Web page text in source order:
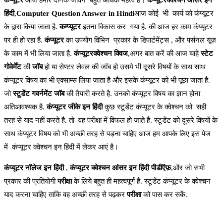
हिंदी,Computer Question Answer in Hindiआज कोई भी कार्य को कंप्यूटर
के द्वारा किया जाता है.कम्प्यूटरइतना विकास कर गया है. की आज हर काम कंप्यूटर
पर ही हो रहा है.कंप्यूटरका उपयोग विभिन प्रकार के डिपार्टमेंट्स , और पर्सनल यूज़
के काम में भी लिया जाता है.कंप्यूटरक्वेश्चन क्विज,अगर बात करें की आज चाहेस्टेट
गोवेर्मेंटकीजॉबहो या सेण्टर लेवल की जॉब हो उसमे भी दूसरे विषयों के साथ साथ
कंप्यूटर विषय का भी एक्साम्स लिया जाता है और इसके कंप्यूटर को भी पूछा जाता है.
जोस्टूडेंट गवर्नमेंट जॉबकी तैयारी करते है. उनको कंप्यूटर विषय का ज्ञान होना
अतिआवश्यक है. कंप्यूटर जीके इन हिंदीकुछ स्टूडेंट कंप्यूटर के क्वेश्चन को सही
तरह से याद नहीं करते है. तो वह परीक्षा में विफल हो जाते है. स्टूडेंट को दूसरे विषयों के
साथ कंप्यूटर विषय को भी अच्छी तरह से पड़ना चाहिए आज हम आपके लिए इस पेज
में कंप्यूटर क्वेश्चन इन हिंदी में लेकर आएं है।
कंप्यूटर नॉलेज इन हिंदी,कंप्यूटर क्वेश्चन आंसर इन हिंदी पीडीऍफ़,और जो सभी
प्रकार की प्रतियोगीपरीक्षाके लिये बहुत ही महत्वपूर्ण हैं. स्टूडेंट कंप्यूटर के क्वेश्चन
याद करना चाहिए ताकि वह अच्छी तरह से पढ़करपरीक्षाको पास कर सकें.